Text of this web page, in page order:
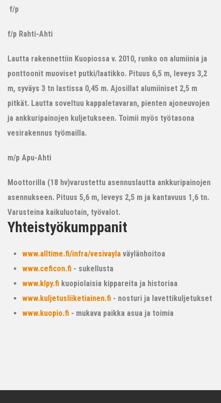
f/p
f/p Rahti-Ahti
Lautta rakennettiin Kuopiossa v. 2010, runko on alumiinia ja
ponttoonit muoviset putki/laatikko. Pituus 6,5 m, leveys 3,2
m, syväys 3 tn lastissa 0,45 m. Ajosillat alumiiniset 2,5 m
pitkät. Lautta soveltuu kappaletavaran, pienten ajoneuvojen
ja ankkuripainojen kuljetukseen. Toimii myös työtasona
vesirakennus työmailla.
m/p Apu-Ahti
Moottorilla (18 hv)varustettu asennuslautta ankkuripainojen
asennukseen. Pituus 5,6 m, leveys 2,5 m ja kantavuus 1,6 tn.
Varusteina kaikuluotain, työvalot.
Yhteistyökumppanit
www.alltime.fi/infra/vesivayla väylänhoitoa
www.ceficon.fi - sukellusta
www.klpy.fi kuopiolaisia kippareita ja historiaa
www.kuljetusliiketiainen.fi - nosturi ja lavettikuljetukset
www.kuopio.fi - mukava paikka asua ja toimia